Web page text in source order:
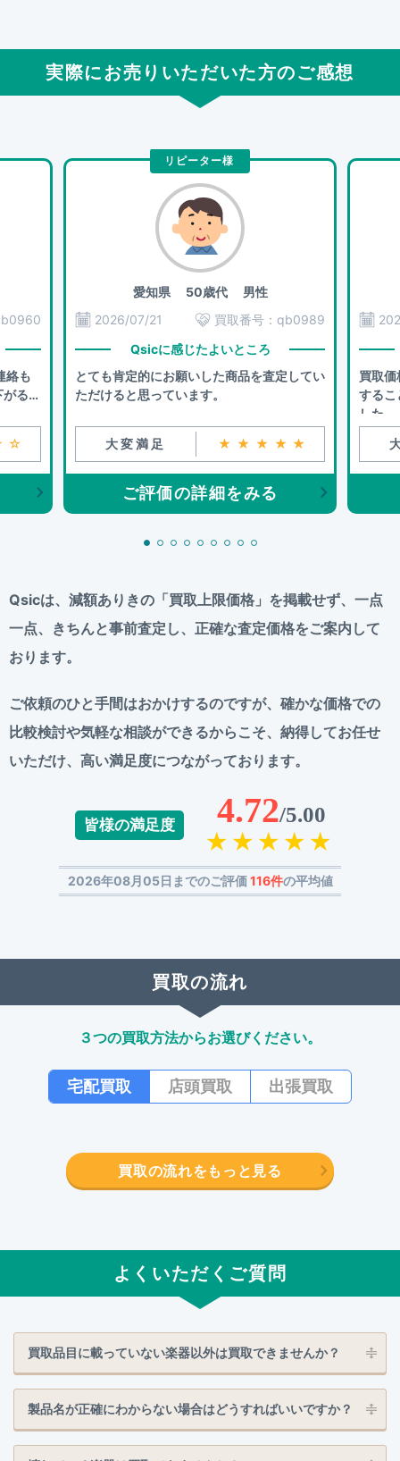
実際にお売りいただいた方のご感想
絡も
るこ
リピーター様
愛知県50歳代 男性
2026/07/21
買取番号： qb0989
Qsicに感じたよいところ
とても肯定的にお願いした商品を査定してい
ただけると思っています。
大変満足 ★★★★★
ご評価の詳細をみる
買取
するこ
した。
Qsicは、減額ありきの「買取上限価格」を掲載せず、 一点
一点、きちんと事前査定し、正確な査定価格をご案内して
おります。
ご依頼のひと手間はおかけするのですが、 確かな価格での
比較検討や気軽な相談ができるからこそ、 納得してお任せ
いただけ、高い満足度につながっております。
皆様の満足度 4.72/5.00
2026年08月05日までのご評価116件の平均値
買取の流れ
３つの買取方法からお選びください。
宅配買取 店頭買取 出張買取
買取の流れをもっと見る
よくいただくご質問
買取品目に載っていない楽器以外は買取できませんか？
製品名が正確にわからない場合はどうすればいいですか？